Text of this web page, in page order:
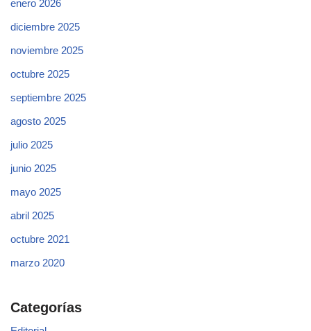
enero 2026
diciembre 2025
noviembre 2025
octubre 2025
septiembre 2025
agosto 2025
julio 2025
junio 2025
mayo 2025
abril 2025
octubre 2021
marzo 2020
Categorías